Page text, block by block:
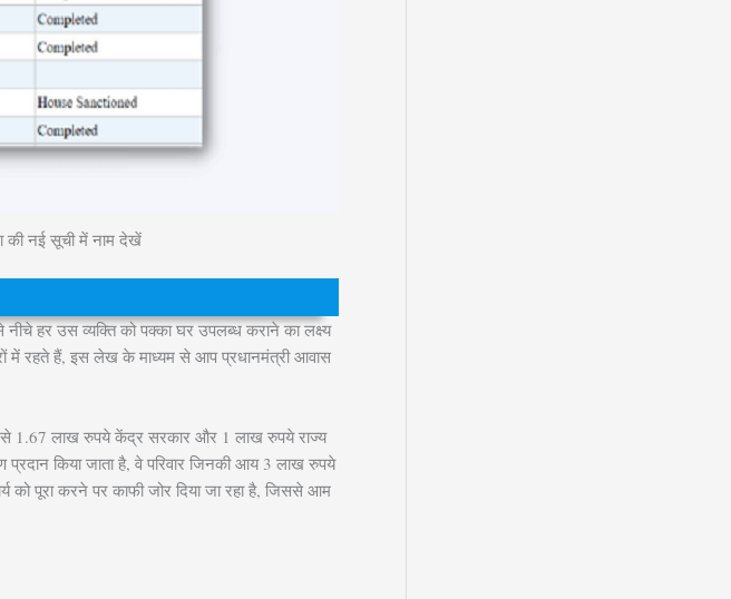
की नई सूची में नाम देखें
हर उस व्यक्ति को पक्का घर उपलब्ध कराने का लक्ष्य
में रहते हैं, इस लेख के माध्यम से आप प्रधानमंत्री आवास
से 1.67 लाख रुपये केंद्र सरकार और 1 लाख रुपये राज्य
किया जाता है, वे परिवार जिनकी आय 3 लाख रुपये
को पूरा करने पर काफी जोर दिया जा रहा है, जिससे आम